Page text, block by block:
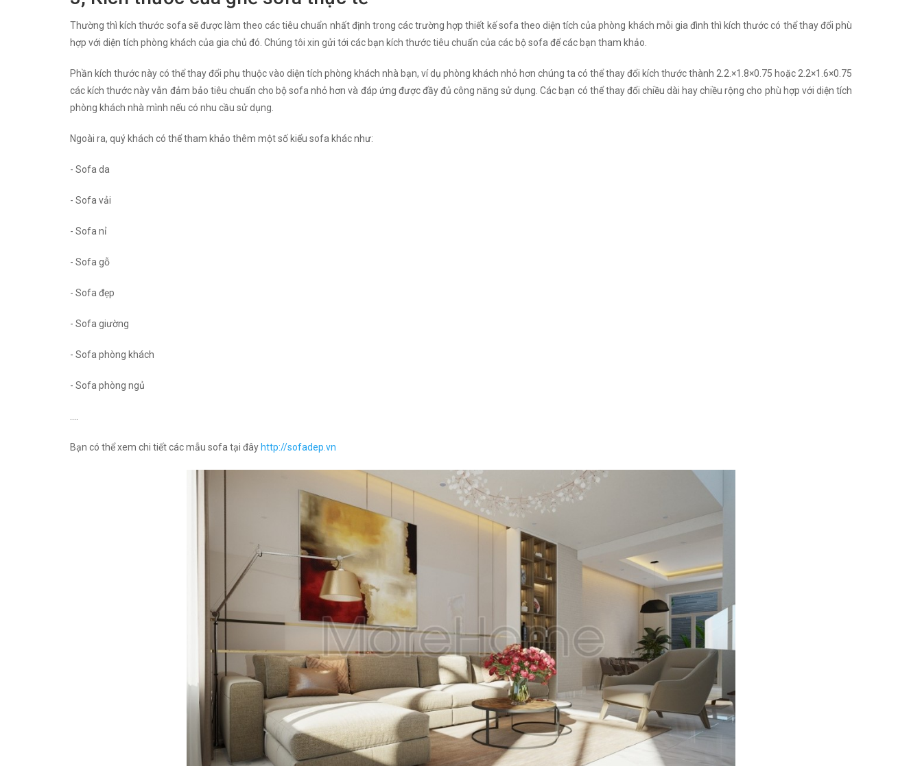
Thường thì kích thước sofa sẽ được làm theo các tiêu chuẩn nhất định trong các trường hợp thiết kế sofa theo diện tích của phòng khách mỗi gia đình thì kích thước có thể thay đổi phù
hợp với diện tích phòng khách của gia chủ đó. Chúng tôi xin gửi tới các bạn kích thước tiêu chuẩn của các bộ sofa để các bạn tham khảo.
Phần kích thước này có thể thay đổi phụ thuộc vào diện tích phòng khách nhà bạn, ví dụ phòng khách nhỏ hơn chúng ta có thể thay đổi kích thước thành 2.2.×1.8×0.75 hoặc 2.2×1.6×0.75
các kích thước này vẫn đảm bảo tiêu chuẩn cho bộ sofa nhỏ hơn và đáp ứng được đầy đủ công năng sử dụng. Các bạn có thể thay đổi chiều dài hay chiều rộng cho phù hợp với diện tích
phòng khách nhà mình nếu có nhu cầu sử dụng.
Ngoài ra, quý khách có thể tham khảo thêm một số kiểu sofa khác như:
- Sofa da
- Sofa vải
- Sofa nỉ
- Sofa gỗ
- Sofa đẹp
- Sofa giường
- Sofa phòng khách
- Sofa phòng ngủ
Bạn có thể xem chi tiết các mẫu sofa tại đây http://sofadep.vn